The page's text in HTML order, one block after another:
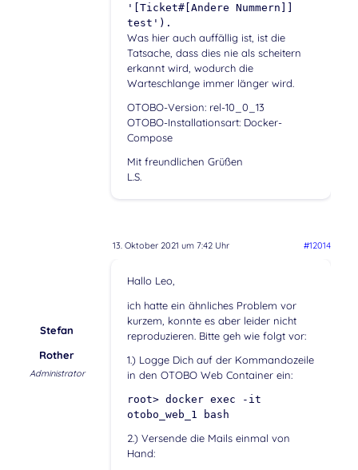
'[Ticket#[Andere Nummern]]
test').
Was hier auch auffällig ist, ist die
Tatsache, dass dies nie als scheitern
erkannt wird, wodurch die
Warteschlange immer länger wird.
OTOBO-Version: rel-10_0_13
OTOBO-Installationsart: Docker-
Compose
Mit freundlichen Grüßen
L.S.
13. Oktober 2021 um 7:42 Uhr #12014
Stefan
Rother
Administrator
Hallo Leo,
ich hatte ein ähnliches Problem vor
kurzem, konnte es aber leider nicht
reproduzieren. Bitte geh wie folgt vor:
1.) Logge Dich auf der Kommandozeile
in den OTOBO Web Container ein:
root> docker exec -it
otobo_web_1 bash
2.) Versende die Mails einmal von
Hand: